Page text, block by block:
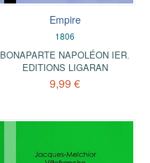
Empire
1806
BONAPARTE NAPOLÉON IER,
EDITIONS LIGARAN
9,99 €